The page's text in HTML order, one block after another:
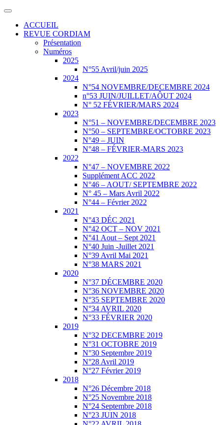
ACCUEIL
REVUE CORDIAM
Présentation
Numéros
2025
N°55 Avril/juin 2025
2024
N°54 NOVEMBRE/DECEMBRE 2024
n°53 JUIN/JUILLET/AÔUT 2024
N° 52 FÉVRIER/MARS 2024
2023
N°51 – NOVEMBRE/DECEMBRE 2023
N°50 – SEPTEMBRE/OCTOBRE 2023
N°49 – JUIN
N°48 – FÉVRIER-MARS 2023
2022
N°47 – NOVEMBRE 2022
Supplément ACC 2022
N°46 – AOUT/ SEPTEMBRE 2022
N° 45 – Mars Avril 2022
N°44 – Février 2022
2021
N°43 DÉC 2021
N°42 OCT – NOV 2021
N°41 Aout – Sept 2021
N°40 Juin -Juillet 2021
N°39 Avril Mai 2021
N°38 MARS 2021
2020
N°37 DÉCEMBRE 2020
N°36 NOVEMBRE 2020
N°35 SEPTEMBRE 2020
N°34 AVRIL 2020
N°33 FÉVRIER 2020
2019
N°32 DECEMBRE 2019
N°31 OCTOBRE 2019
N°30 Septembre 2019
N°28 Avril 2019
N°27 Février 2019
2018
N°26 Décembre 2018
N°25 Novembre 2018
N°24 Septembre 2018
N°23 JUIN 2018